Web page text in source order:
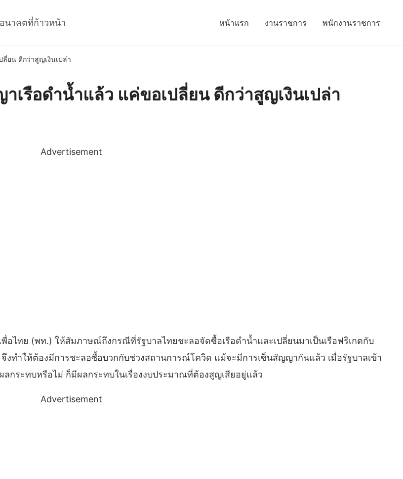
นาคตที่ก้าวหน้า หน้าแรก งานราชการ พนักงานราชการ
ลี่ยน ดีกว่าสูญเงินเปล่า
เรือดำน้ำแล้ว แค่ขอเปลี่ยน ดีกว่าสูญเงินเปล่า
Advertisement
ทย (พท.) ให้สัมภาษณ์ถึงกรณีที่รัฐบาลไทยชะลอจัดซื้อเรือดำน้ำและเปลี่ยนมาเป็นเรือฟริเกตกับ
งทำให้ต้องมีการชะลอซื้อบวกกับช่วงสถานการณ์โควิด แม้จะมีการเซ็นสัญญากันแล้ว เมื่อรัฐบาลเข้า
กระทบหรือไม่ ก็มีผลกระทบในเรื่องงบประมาณที่ต้องสูญเสียอยู่แล้ว
Advertisement